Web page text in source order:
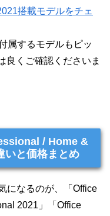
搭載モデルをチェ
属するモデルもピッ
良くご確認くださいま
/ Home &
いと価格まとめ
になるのが、「Office
2021」「Office